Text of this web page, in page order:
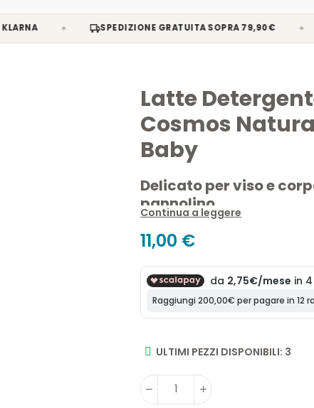
✦ SPEDIZIONE GRATUITA SOPRA 79,90€ ✦
Latte
Cosmos
Baby
Delicato per viso e
pannolino.
IlLatte Detergente Senza
bambini e dei neonati
sapone. Grazie agli ingredienti
anche per adulti con pelli sensibili.
99,8% Naturale | Senza
Continua a leggere
11,00 €
ULTIMI PEZZI DISPONIBILI: 3